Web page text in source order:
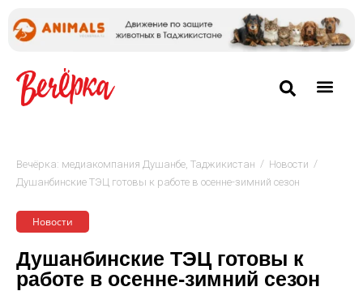
Вечёрка: медиакомпания Душанбе, Таджикистан / Новости /
Душанбинские ТЭЦ готовы к работе в осенне-зимний сезон
Новости
Душанбинские ТЭЦ готовы к
работе в осенне-зимний сезон